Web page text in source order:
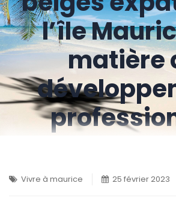
l’île
matière
Vivre à maurice 25 février 2023